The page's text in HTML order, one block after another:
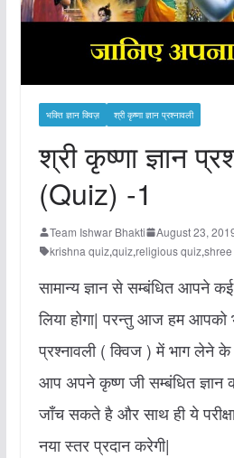
भक्ति ज्ञान क्विज़ श्री कृष्णा ज्ञान प्रश्नावली
श्री कृष्णा ज्ञान
(Quiz) -1
Team Ishwar Bhakti August 23,
krishna quiz,quiz,religious quiz,
सामान्य ज्ञान से सम्बंधित आपने
लिया होगा| परन्तु आज हम आपको
प्रश्नावली ( क्विज ) में भाग लेने
आप अपने कृष्ण जी सम्बंधित ज्ञान
जाँच सकते है और साथ ही ये
नया स्तर प्रदान करेगी|